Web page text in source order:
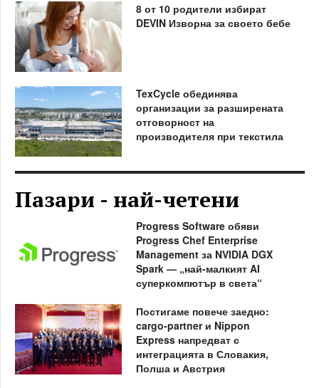
8 от 10 родители избират
DEVIN Изворна за своето бебе
TexCycle обединява
организации за разширената
отговорност на
производителя при текстила
Пазари - най-четени
Progress Software обяви
Progress Chef Enterprise
Management за NVIDIA DGX
Spark — „най-малкият AI
суперкомпютър в света“
Постигаме повече заедно:
cargo-partner и Nippon
Express напредват с
интеграцията в Словакия,
Полша и Австрия